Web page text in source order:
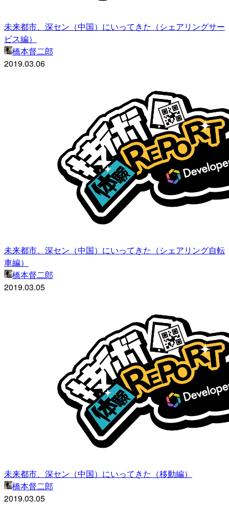
未来都市、深セン（中国）にいってきた（シェアリングサー
ビス編）
橋本督二郎
2019.03.06
未来都市、深セン（中国）にいってきた（シェアリング自転
車編）
橋本督二郎
2019.03.05
未来都市、深セン（中国）にいってきた（移動編）
橋本督二郎
2019.03.05